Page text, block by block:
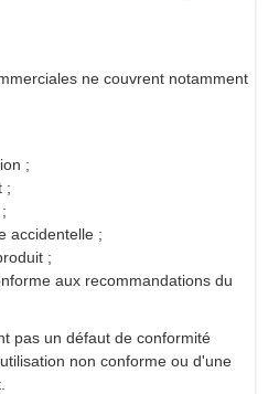
ne couvrent notamment
;
;
accidentelle ;
;
aux recommandations du
pas un défaut de conformité
non conforme ou d'une